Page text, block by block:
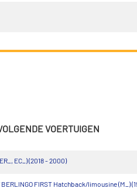
VOERTUIGEN
EC_) (2018 - 2000)
BERLINGO FIRST Hatchback/limousine (M_)